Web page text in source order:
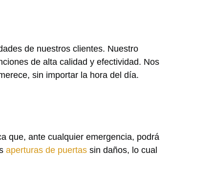
de nuestros clientes. Nuestro
de alta calidad y efectividad. Nos
sin importar la hora del día.
que, ante cualquier emergencia, podrá
aperturas de puertas sin daños, lo cual